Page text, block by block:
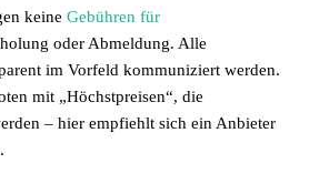
keine Gebühren für
oder Abmeldung. Alle
im Vorfeld kommuniziert werden.
mit „Höchstpreisen“, die
– hier empfiehlt sich ein Anbieter